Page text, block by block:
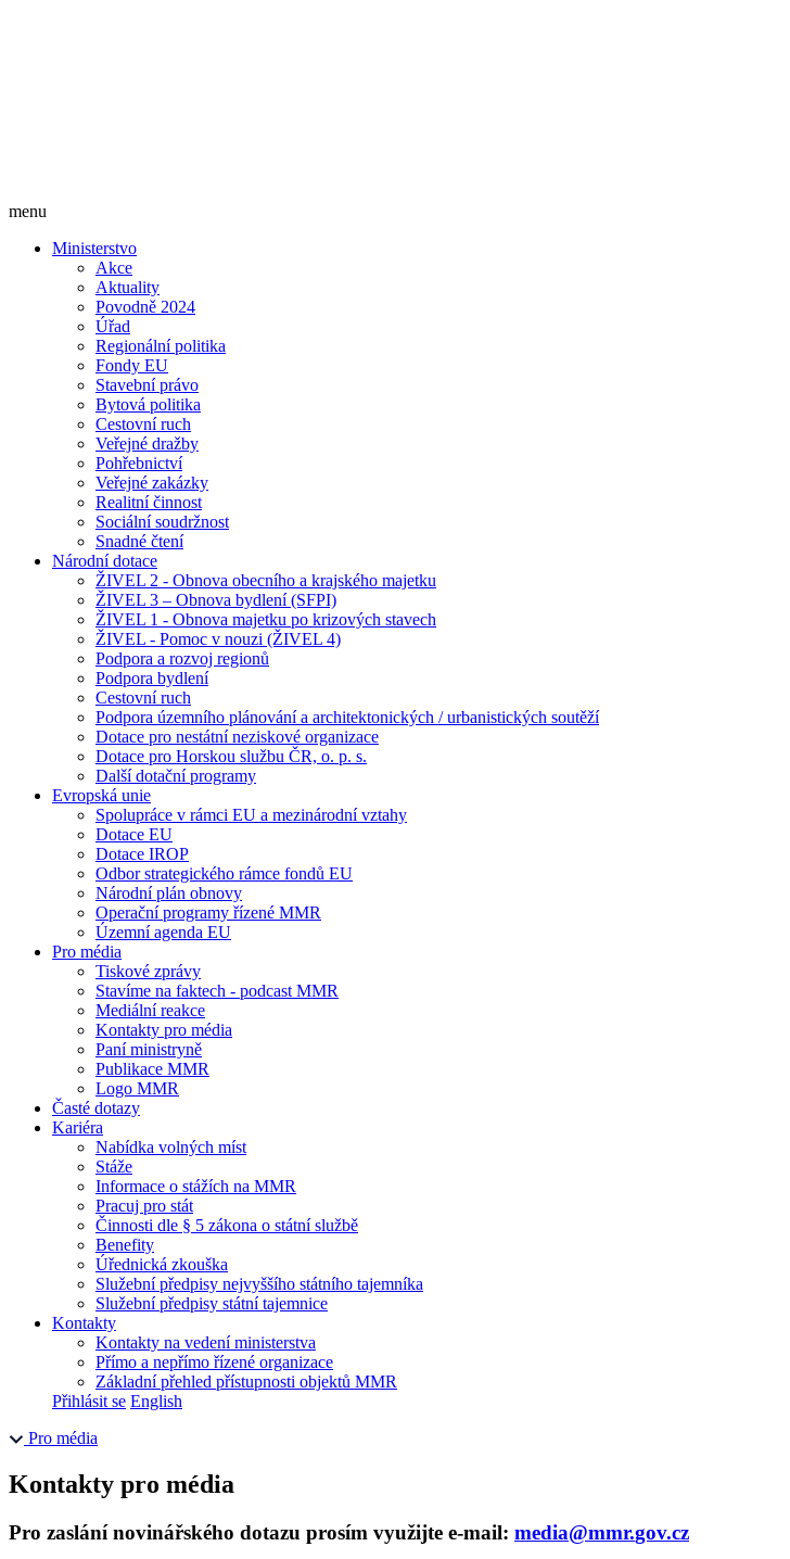
menu
Ministerstvo
Akce
Aktuality
Povodně 2024
Úřad
Regionální politika
Fondy EU
Stavební právo
Bytová politika
Cestovní ruch
Veřejné dražby
Pohřebnictví
Veřejné zakázky
Realitní činnost
Sociální soudržnost
Snadné čtení
Národní dotace
ŽIVEL 2 - Obnova obecního a krajského majetku
ŽIVEL 3 – Obnova bydlení (SFPI)
ŽIVEL 1 - Obnova majetku po krizových stavech
ŽIVEL - Pomoc v nouzi (ŽIVEL 4)
Podpora a rozvoj regionů
Podpora bydlení
Cestovní ruch
Podpora územního plánování a architektonických / urbanistických soutěží
Dotace pro nestátní neziskové organizace
Dotace pro Horskou službu ČR, o. p. s.
Další dotační programy
Evropská unie
Spolupráce v rámci EU a mezinárodní vztahy
Dotace EU
Dotace IROP
Odbor strategického rámce fondů EU
Národní plán obnovy
Operační programy řízené MMR
Územní agenda EU
Pro média
Tiskové zprávy
Stavíme na faktech - podcast MMR
Mediální reakce
Kontakty pro média
Paní ministryně
Publikace MMR
Logo MMR
Časté dotazy
Kariéra
Nabídka volných míst
Stáže
Informace o stážích na MMR
Pracuj pro stát
Činnosti dle § 5 zákona o státní službě
Benefity
Úřednická zkouška
Služební předpisy nejvyššího státního tajemníka
Služební předpisy státní tajemnice
Kontakty
Kontakty na vedení ministerstva
Přímo a nepřímo řízené organizace
Základní přehled přístupnosti objektů MMR
Přihlásit se English
Pro média
Kontakty pro média
Pro zaslání novinářského dotazu prosím využijte e-mail: media@mmr.gov.cz